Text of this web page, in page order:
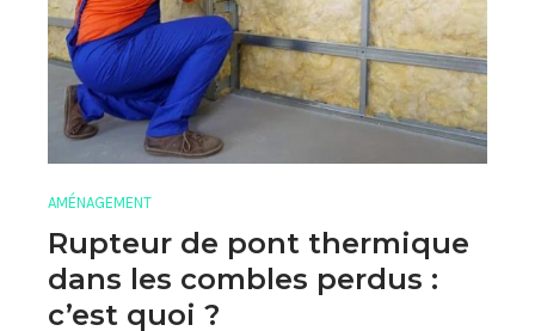
AMÉNAGEMENT
Rupteur de pont thermique
dans les combles perdus :
c’est quoi ?